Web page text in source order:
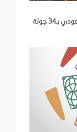
13 أغسطس.. انطلاق دوري المحترفين السعودي بـ34 جولة